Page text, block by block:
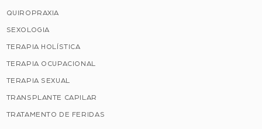
QUIROPRAXIA
SEXOLOGIA
TERAPIA HOLÍSTICA
TERAPIA OCUPACIONAL
TERAPIA SEXUAL
TRANSPLANTE CAPILAR
TRATAMENTO DE FERIDAS